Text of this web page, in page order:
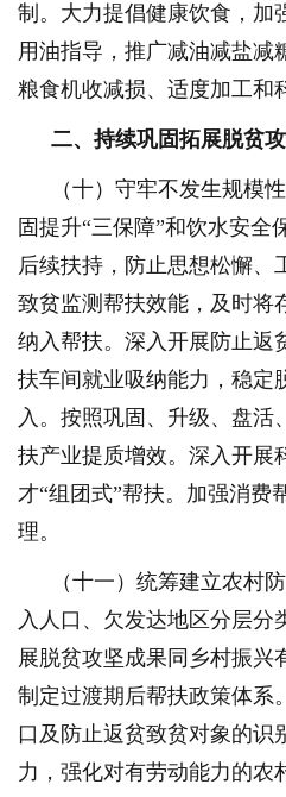
制。大力提倡健康饮食，加
用油指导，推广减油减盐减
粮食机收减损、适度加工和
二、持续巩固拓展脱贫
（十）守牢不发生规模
固提升“三保障”和饮水安全
后续扶持，防止思想松懈、
致贫监测帮扶效能，及时将
纳入帮扶。深入开展防止返
扶车间就业吸纳能力，稳定
入。按照巩固、升级、盘活
扶产业提质增效。深入开展
才“组团式”帮扶。加强消费
理。
（十一）统筹建立农村
入人口、欠发达地区分层分
展脱贫攻坚成果同乡村振兴
制定过渡期后帮扶政策体系
口及防止返贫致贫对象的识
力，强化对有劳动能力的农